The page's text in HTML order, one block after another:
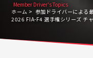
Member Driver's Topics
ホーム
参加ドライバーによる
2026 FIA-F4 選手権シリーズ チ